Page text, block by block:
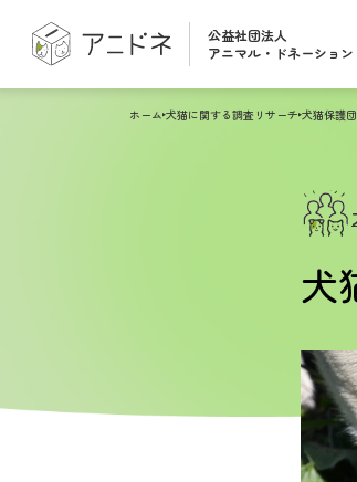
公益社団法人
アニマル・ドネーション
ホーム 犬猫に関する調査リサーチ 犬猫保護
犬